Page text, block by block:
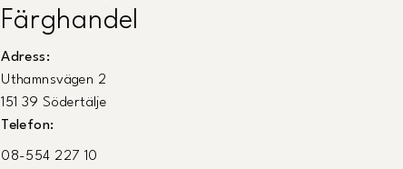
Färghandel
Adress:
Uthamnsvägen 2
151 39 Södertälje
Telefon:
08-554 227 10